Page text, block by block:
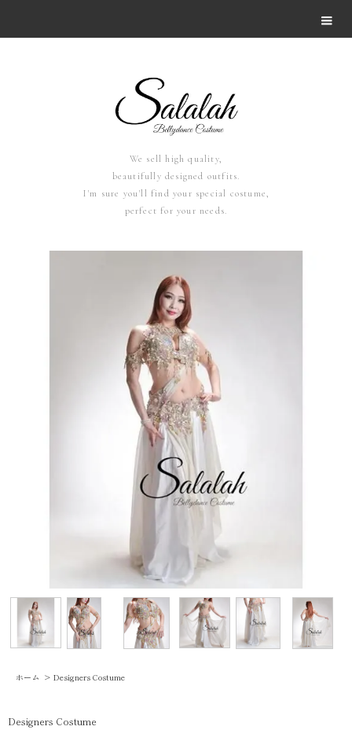
We sell high quality,
beautifully designed outfits.
I'm sure you'll find your special costume,
perfect for your needs.
ホーム > Designers Costume
Designers Costume